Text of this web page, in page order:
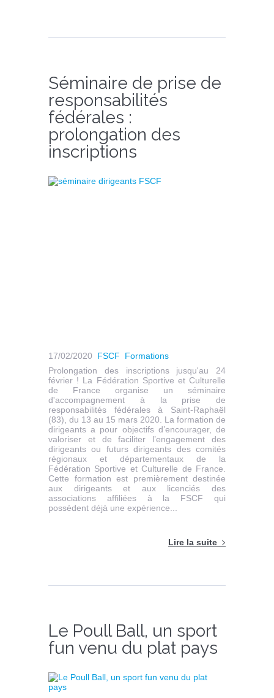
Séminaire de prise de
responsabilités
fédérales :
prolongation des
inscriptions
17/02/2020 FSCF
Formations
Prolongation des inscriptions jusqu'au 24
février ! La Fédération Sportive et Culturelle
de France organise un séminaire
d'accompagnement à la prise de
responsabilités fédérales à Saint-Raphaël
(83), du 13 au 15 mars 2020. La formation de
dirigeants a pour objectifs d’encourager, de
valoriser et de faciliter l’engagement des
dirigeants ou futurs dirigeants des comités
régionaux et départementaux de la
Fédération Sportive et Culturelle de France.
Cette formation est premièrement destinée
aux dirigeants et aux licenciés des
associations affiliées à la FSCF qui
possèdent déjà une expérience...
Lire la suite
Le Poull Ball, un sport
fun venu du plat pays